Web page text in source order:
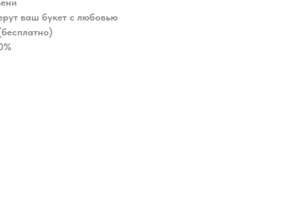
ваш букет с любовью